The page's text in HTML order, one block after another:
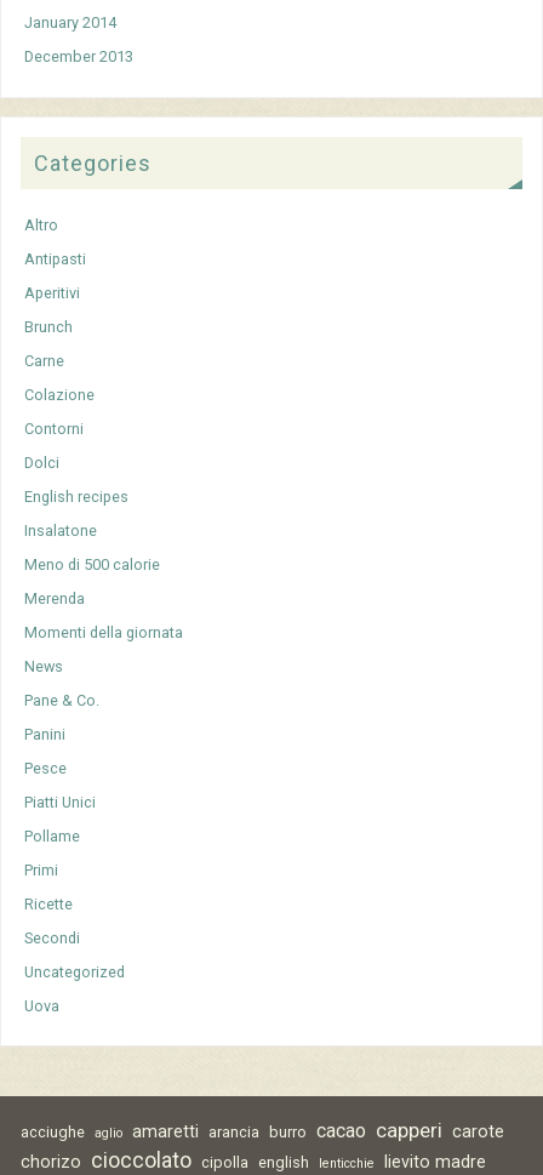
January 2014
December 2013
Categories
Altro
Antipasti
Aperitivi
Brunch
Carne
Colazione
Contorni
Dolci
English recipes
Insalatone
Meno di 500 calorie
Merenda
Momenti della giornata
News
Pane & Co.
Panini
Pesce
Piatti Unici
Pollame
Primi
Ricette
Secondi
Uncategorized
Uova
acciughe aglio amaretti arancia burro cacao capperi carote
chorizo
cioccolato cipolla english lenticchie lievito madre